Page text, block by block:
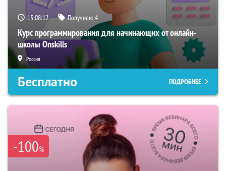
15:08:11 Получили:4
Курс программирования для начинающих от онлайн-
школы Onskills
Россия
Бесплатно ПОДРОБНЕЕ
-100%